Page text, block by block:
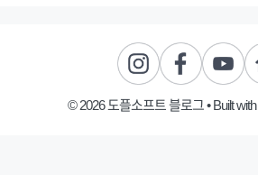
© 2026 도플소프트 블로그• Built with